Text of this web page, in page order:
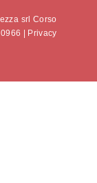
srl Corso
| Privacy